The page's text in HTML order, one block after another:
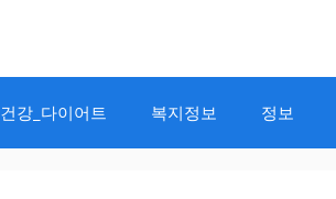
건강_다이어트 복지정보 정보